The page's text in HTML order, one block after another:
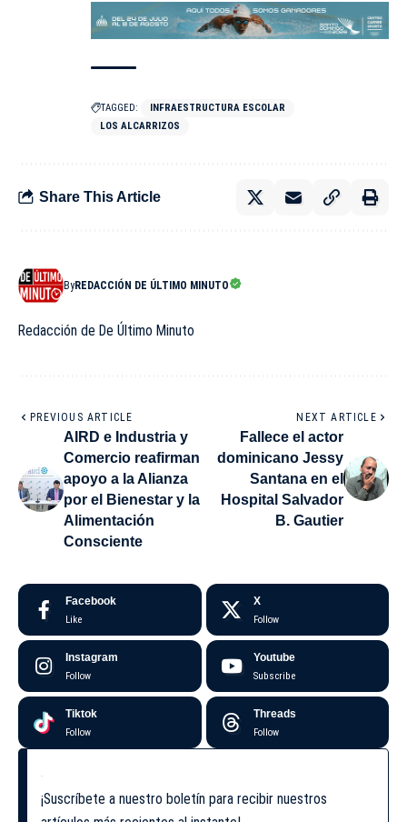
TAGGED:
INFRAESTRUCTURA ESCOLAR
LOS ALCARRIZOS
Share This Article
ByREDACCIÓN DE ÚLTIMO MINUTO
Redacción de De Último Minuto
PREVIOUS ARTICLE
AIRD e Industria y
Comercio reafirman
apoyo a la Alianza
por el Bienestar y la
Alimentación
Consciente
NEXT ARTICLE
Fallece el actor
dominicano Jessy
Santana en el
Hospital Salvador
B. Gautier
Facebook
Like
X
Follow
Instagram
Follow
Youtube
Subscribe
Tiktok
Follow
Threads
Follow
¡Suscríbete a nuestro boletín para recibir nuestros